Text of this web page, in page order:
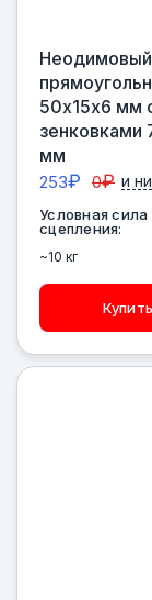
Неодимовый
50х15х6 мм
зенковками
мм
253₽ 0₽ и
Условная сила
сцепления:
~10 кг
Купить